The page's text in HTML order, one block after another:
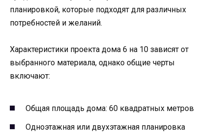
планировкой, которые подходят для различных
потребностей и желаний.
Характеристики проекта дома 6 на 10 зависят от
выбранного материала, однако общие черты
включают:
Общая площадь дома: 60 квадратных метров
Одноэтажная или двухэтажная планировка